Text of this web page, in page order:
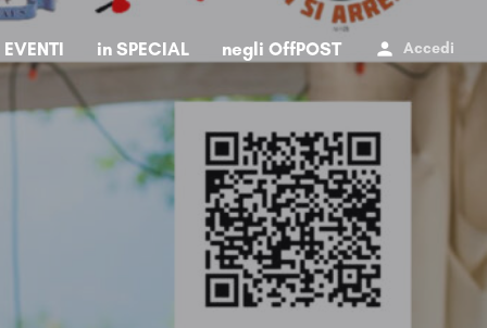
in SPECIAL negli OffPOST Accedi